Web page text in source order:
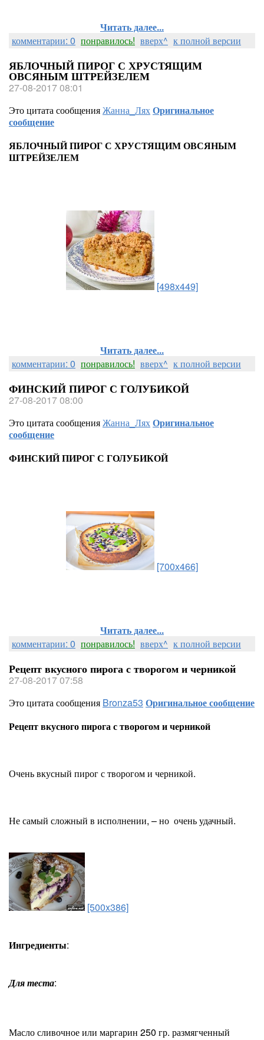
Читать далее...
комментарии: 0 понравилось! вверх^ к полной версии
ЯБЛОЧНЫЙ ПИРОГ С ХРУСТЯЩИМ
ОВСЯНЫМ ШТРЕЙЗЕЛЕМ
27-08-2017 08:01
Это цитата сообщенияЖанна_ЛяхОригинальное
сообщение
ЯБЛОЧНЫЙ ПИРОГ С ХРУСТЯЩИМ ОВСЯНЫМ
ШТРЕЙЗЕЛЕМ
[498x449]
Читать далее...
комментарии: 0 понравилось! вверх^ к полной версии
ФИНСКИЙ ПИРОГ С ГОЛУБИКОЙ
27-08-2017 08:00
Это цитата сообщенияЖанна_ЛяхОригинальное
сообщение
ФИНСКИЙ ПИРОГ С ГОЛУБИКОЙ
[700x466]
Читать далее...
комментарии: 0 понравилось! вверх^ к полной версии
Рецепт вкусного пирога с творогом и черникой
27-08-2017 07:58
Это цитата сообщения Bronza53 Оригинальное сообщение
Рецепт вкусного пирога с творогом и черникой
Очень вкусный пирог с творогом и черникой.
Не самый сложный в исполнении, – но очень удачный.
[500x386]
Ингредиенты:
Для теста:
Масло сливочное или маргарин 250 гр. размягченный